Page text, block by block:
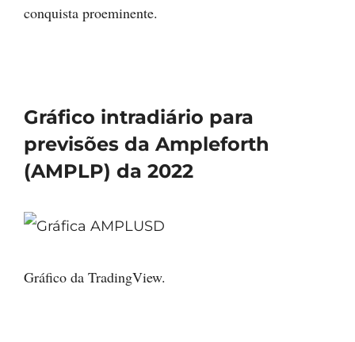
conquista proeminente.
Gráfico intradiário para
previsões da Ampleforth
(AMPLP) da 2022
Gráfico da TradingView.